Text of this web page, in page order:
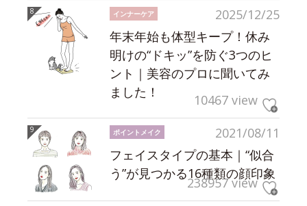
2025/12/25
インナーケア
年末年始も体型キープ！休み
明けの“ドキッ”を防ぐ3つのヒ
ント｜美容のプロに聞いてみ
ました！
10467 view
2021/08/11
ポイントメイク
フェイスタイプの基本｜“似合
う”が見つかる16種類の顔印象
238957 view